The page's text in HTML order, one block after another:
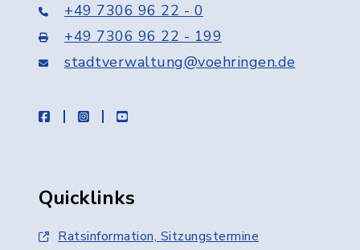
+49 7306 96 22 - 0
+49 7306 96 22 - 199
stadtverwaltung@voehringen.de
facebookinstagramyoutube
Quicklinks
Ratsinformation, Sitzungstermine